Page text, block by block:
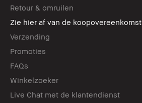
Retour & omruilen
Zie hier af van de koopovereenkomst
Verzending
Promoties
FAQs
Winkelzoeker
Live Chat met de klantendienst